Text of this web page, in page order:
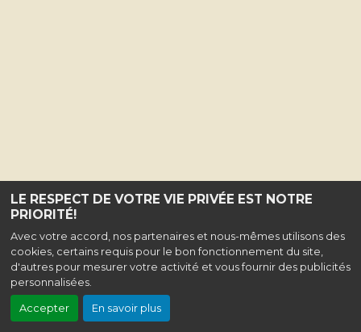
LE RESPECT DE VOTRE VIE PRIVÉE EST NOTRE
PRIORITÉ!
Avec votre accord, nos partenaires et nous-mêmes utilisons des
cookies, certains requis pour le bon fonctionnement du site,
d'autres pour mesurer votre activité et vous fournir des publicités
personnalisées.
Accepter En savoir plus